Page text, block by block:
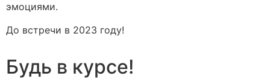
эмоциями.
До встречи в 2023 году!
Будь в курсе!